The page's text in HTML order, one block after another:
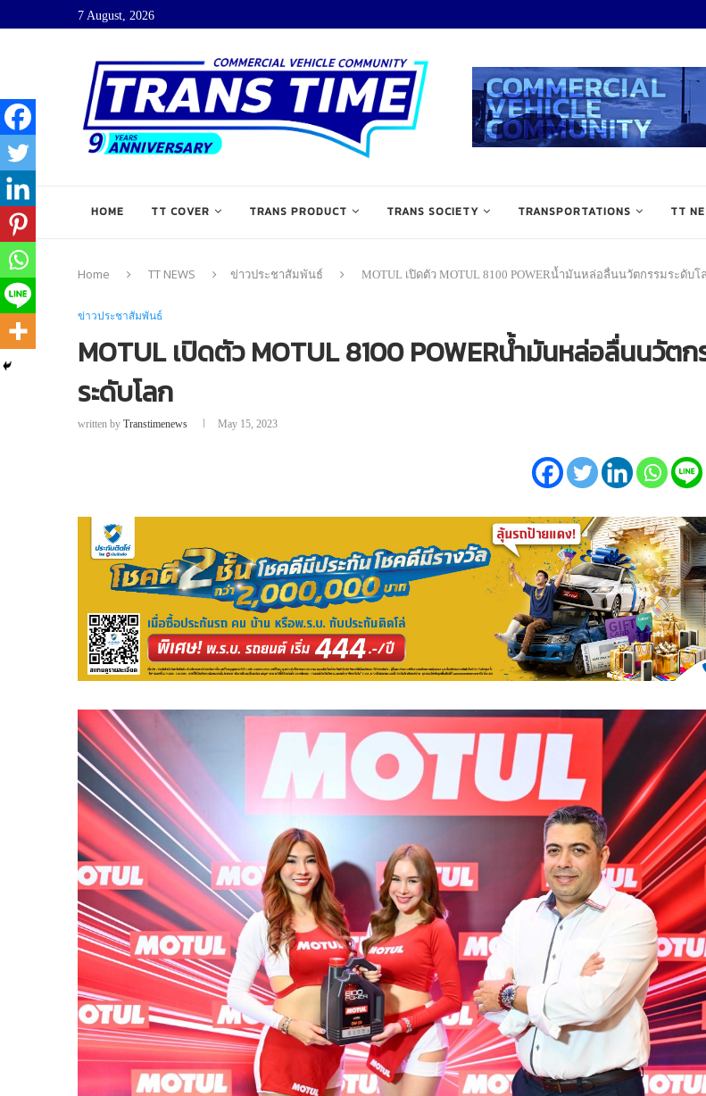
7 August, 2026
HOME TT COVER TRANS PRODUCT TRANS SOCIETY TRANSPORTATIONS TT
Home TT NEWS ข่าวประชาสัมพันธ์ MOTUL เปิดตัว MOTUL 8100 POWERน้ำมันหล่อลื่นนวัตกรรมระดับโ
ข่าวประชาสัมพันธ์
MOTUL เปิดตัว MOTUL 8100 POWERน้ำมันหล่อลื่นนวัต
ระดับโลก
written by Transtimenews May 15, 2023